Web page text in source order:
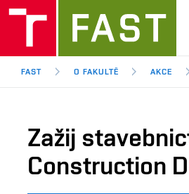
FAST O FAKULTĚ AKCE
Zažij
Construction